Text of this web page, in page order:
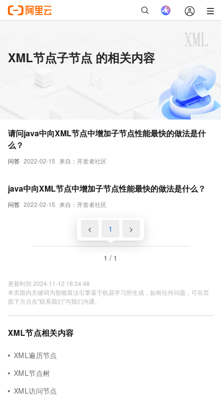
XML节点子节点 的相关内容
问答 2022-02-15 来自：开发者社区
请问java中向XML节点中增加子节点性能最快的做法是什
么？
问答 2022-02-15 来自：开发者社区
java中向XML节点中增加子节点性能最快的做法是什么？
< 1 >
1 / 1
更新时间 2024-11-12 18:34:48
本页面内关键词为智能算法引擎基于机器学习所生成，如有任何问题，可在页
面下方点击"联系我们"与我们沟通。
XML节点相关内容
XML遍历节点
XML节点树
XML访问节点